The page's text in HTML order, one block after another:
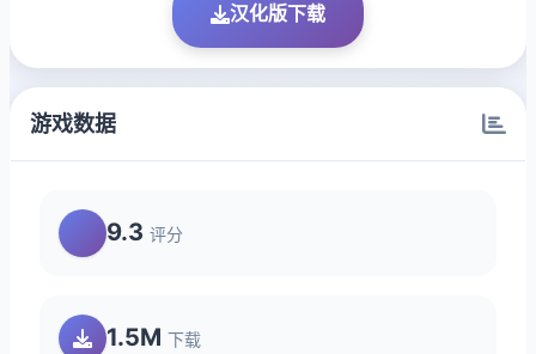
汉化版下载
游戏数据
9.3 评分
1.5M 下载